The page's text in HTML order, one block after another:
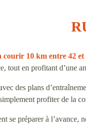
10 km entre 42 et
tout en profitant d’une
des plans
profiter de la
se préparer à